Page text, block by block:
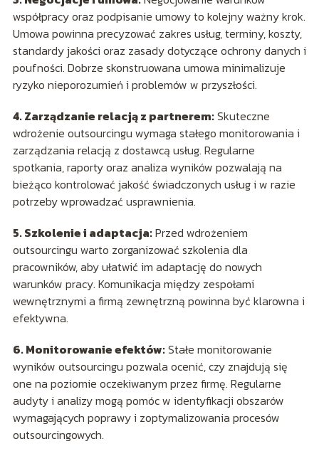
współpracy oraz podpisanie umowy to kolejny ważny krok.
Umowa powinna precyzować zakres usług, terminy, koszty,
standardy jakości oraz zasady dotyczące ochrony danych i
poufności. Dobrze skonstruowana umowa minimalizuje
ryzyko nieporozumień i problemów w przyszłości.
4. Zarządzanie relacją z partnerem:Skuteczne
wdrożenie outsourcingu wymaga stałego monitorowania i
zarządzania relacją z dostawcą usług. Regularne
spotkania, raporty oraz analiza wyników pozwalają na
bieżąco kontrolować jakość świadczonych usług i w razie
potrzeby wprowadzać usprawnienia.
5. Szkolenie i adaptacja:Przed wdrożeniem
outsourcingu warto zorganizować szkolenia dla
pracowników, aby ułatwić im adaptację do nowych
warunków pracy. Komunikacja między zespołami
wewnętrznymi a firmą zewnętrzną powinna być klarowna i
efektywna.
6. Monitorowanie efektów:Stałe monitorowanie
wyników outsourcingu pozwala ocenić, czy znajdują się
one na poziomie oczekiwanym przez firmę. Regularne
audyty i analizy mogą pomóc w identyfikacji obszarów
wymagających poprawy i zoptymalizowania procesów
outsourcingowych.